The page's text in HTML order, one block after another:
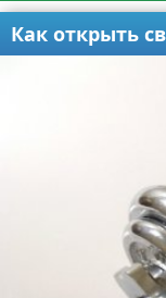
Как открыть